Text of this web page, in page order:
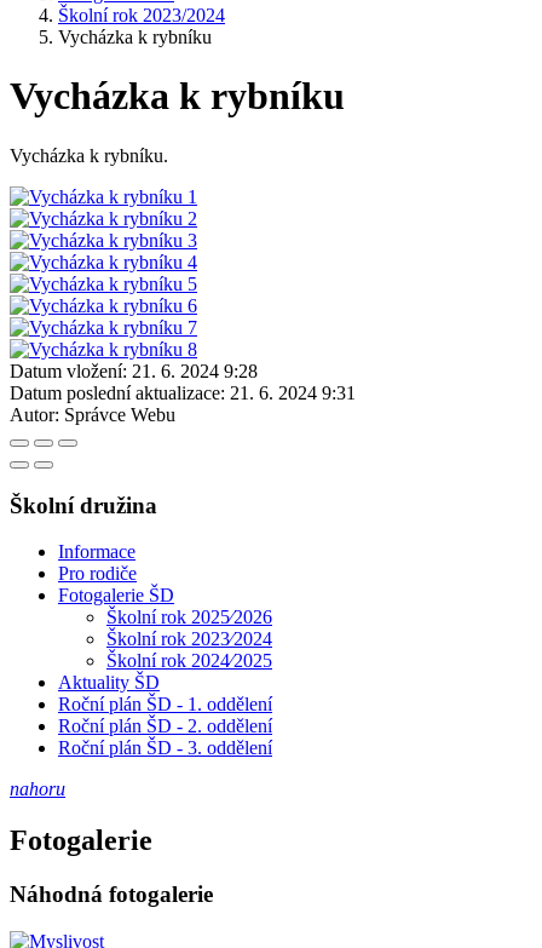
Školní rok 2023/2024
Vycházka k rybníku
Vycházka k rybníku
Vycházka k rybníku.
Datum vložení: 21. 6. 2024 9:28
Datum poslední aktualizace: 21. 6. 2024 9:31
Autor: Správce Webu
Školní družina
Informace
Pro rodiče
Fotogalerie ŠD
Školní rok 2025⁄2026
Školní rok 2023⁄2024
Školní rok 2024⁄2025
Aktuality ŠD
Roční plán ŠD - 1. oddělení
Roční plán ŠD - 2. oddělení
Roční plán ŠD - 3. oddělení
nahoru
Fotogalerie
Náhodná fotogalerie